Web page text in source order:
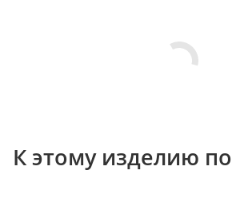
К этому изделию